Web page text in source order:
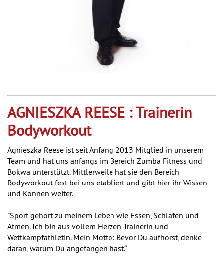
AGNIESZKA REESE : Trainerin
Bodyworkout
Agnieszka Reese ist seit Anfang 2013 Mitglied in unserem
Team und hat uns anfangs im Bereich Zumba Fitness und
Bokwa unterstützt. Mittlerweile hat sie den Bereich
Bodyworkout fest bei uns etabliert und gibt hier ihr Wissen
und Können weiter.
"Sport gehört zu meinem Leben wie Essen, Schlafen und
Atmen. Ich bin aus vollem Herzen Trainerin und
Wettkampfathletin. Mein Motto: Bevor Du aufhörst, denke
daran, warum Du angefangen hast.“